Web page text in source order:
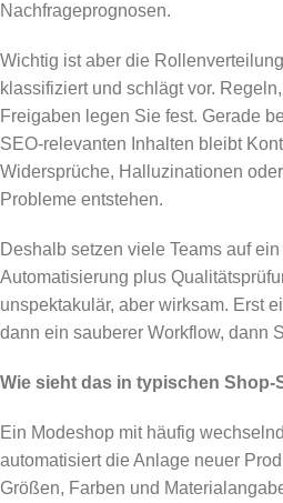
Nachfrageprognosen.
Wichtig ist aber die
klassifiziert und schlägt vor.
Freigaben legen Sie fest. Gerade
SEO-relevanten Inhalten bleibt
Widersprüche, Halluzinationen
Probleme entstehen.
Deshalb setzen viele Teams auf
Automatisierung plus
unspektakulär, aber wirksam. Erst
dann ein sauberer Workflow, dann
Wie sieht das in typischen Shop-
Ein Modeshop mit häufig
automatisiert die Anlage neuer
Größen, Farben und